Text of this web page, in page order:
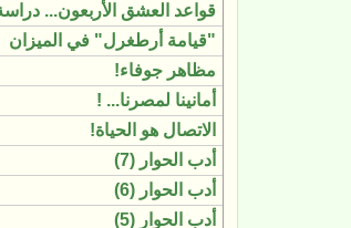
قواعد العشق الأربعون... دراسة
"قيامة أرطغرل" في الميزان
مظاهر جوفاء!
أمانينا لمصرنا... !
الاتصال هو الحياة!
أدب الحوار (7)
أدب الحوار (6)
أدب الحوار (5)